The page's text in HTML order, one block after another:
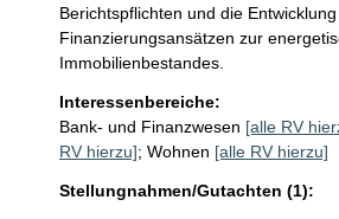
Berichtspflichten und die
Finanzierungsansätzen zur
Immobilienbestandes.
Interessenbereiche:
Bank- und Finanzwesen [alle RV
RV hierzu]; Wohnen [alle RV hierzu]
Stellungnahmen/Gutachten (1):